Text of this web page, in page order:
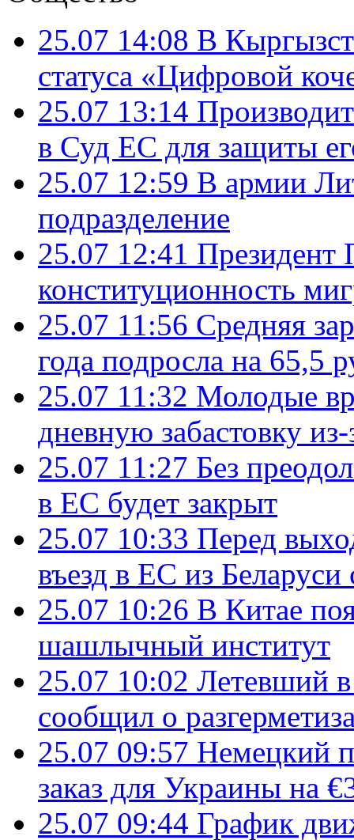
25.07 14:08 В
статуса «Цифровой
25.07 13:14
в Суд ЕС для защиты
25.07 12:59 В армии
подразделение
25.07 12:41 Президент
конституционность
25.07 11:56 Средняя
года подросла на 65,5
25.07 11:32 Молодые
дневную забастовку
25.07 11:27 Без
в ЕС будет закрыт
25.07 10:33 Перед
въезд в ЕС из Беларуси
25.07 10:26 В Китае
шашлычный институт
25.07 10:02 Летевший
сообщил о
25.07 09:57 Немецкий
заказ для Украины на
25.07 09:44 График